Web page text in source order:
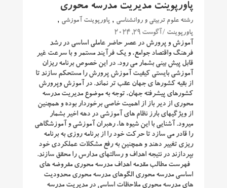
پاورپوینت مدیریت مدرسه محوری
رشته علوم تربیتی و روانشناسی , پاورپوینت آموزشی ,
پاورپوینت / آگوست 29, 2024
آموزش و پرورش در عصر حاضر عاملی اساسی در رشد
فرهنگ واقتصاد جوامع، و یك فرآیند مستمر و با سرعت غیر
قابل پیش بینی بشمار می رود. در این خصوص برنامه ریزان
آموزشی بایستی كیفیت آموزش پرورش را مستحكم سازند تا
از بقیه كشورها ی جهان عقب تر نماند. در آموزش وپرورش
كشورهای پیشرفته جهان، توجه به موضوع مدیریت مدرسه
محوری از دیر باز از اهمیت خاصی برخوردار بوده و همچنین
از ویژگیهای بارز نظام های آموزشی در دهه اخیر بشمار
میرود. آشنایی با این شیوه ها، رهبران آموزشی و آموزشگاهی
را قادر می سازد تا حركت خود را از برنامه روزی به برنامه
ریزی تغییر دهند و همچنین به رفع مشكلات عملكردی خود
بپردازند در نتیجه اهداف و رسالتهای مدارس را محقق سازند.
فهرست مطالب مقدمه اهداف مدرسه محوری مفروضه های
اساسی مدرسه محوری الگوهای مدرسه محوری محدودیت
های مدرسه محوری ملاحظات اساسی در مدیریت مدرسه